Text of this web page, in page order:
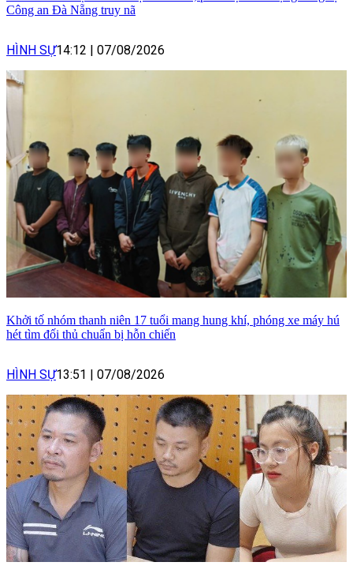
Công an Đà Nẵng truy nã
HÌNH SỰ14:12 | 07/08/2026
Khởi tố nhóm thanh niên 17 tuổi mang hung khí, phóng xe máy hú
hét tìm đối thủ chuẩn bị hỗn chiến
HÌNH SỰ13:51 | 07/08/2026